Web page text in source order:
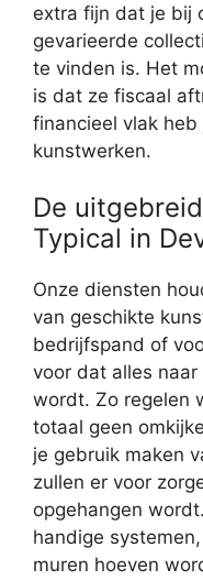
extra fijn dat je bij
gevarieerde
te vinden is. Het
is dat ze fiscaal
financieel vlak
kunstwerken.
De
Typical in
Onze diensten
van geschikte
bedrijfspand of
voor dat alles
wordt. Zo regelen
totaal geen
je gebruik maken
zullen er voor
opgehangen
handige
muren hoeven